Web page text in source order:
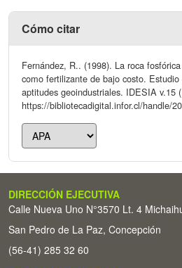
Cómo citar
Fernández, R.. (1998). La roca
como fertilizante de bajo costo.
aptitudes geoindustriales. IDESIA v.15
https://bibliotecadigital.infor.cl/handle/
DIRECCIÓN EJECUTIVA
Calle Nueva Uno N°3570 Lt. 4
San Pedro de La Paz, Concepción
(56-41) 285 32 60